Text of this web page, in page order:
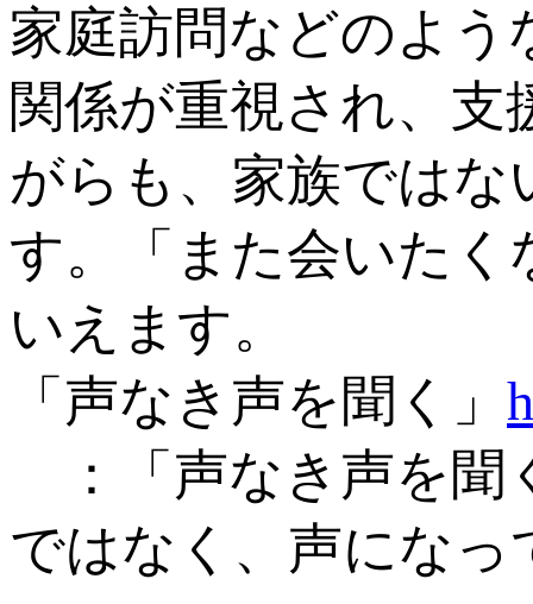
家庭訪問などのよう
関係が重視され、
がらも、家族では
す。「また会いた
いえます。
「声なき声を聞く」
：「声なき声を聞
ではなく、声にな